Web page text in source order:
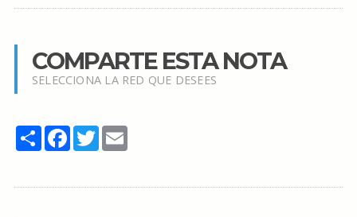
COMPARTE ESTA NOTA
SELECCIONA LA RED QUE DESEES
Share Facebook
TwitterEmail